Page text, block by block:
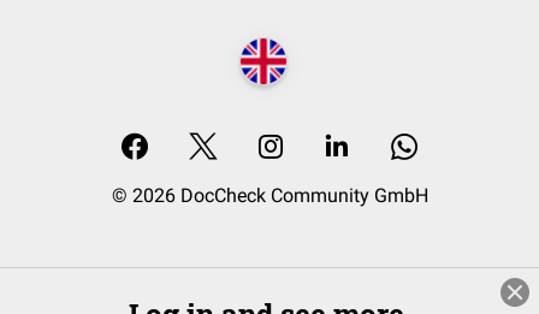
© 2026 DocCheck Community GmbH